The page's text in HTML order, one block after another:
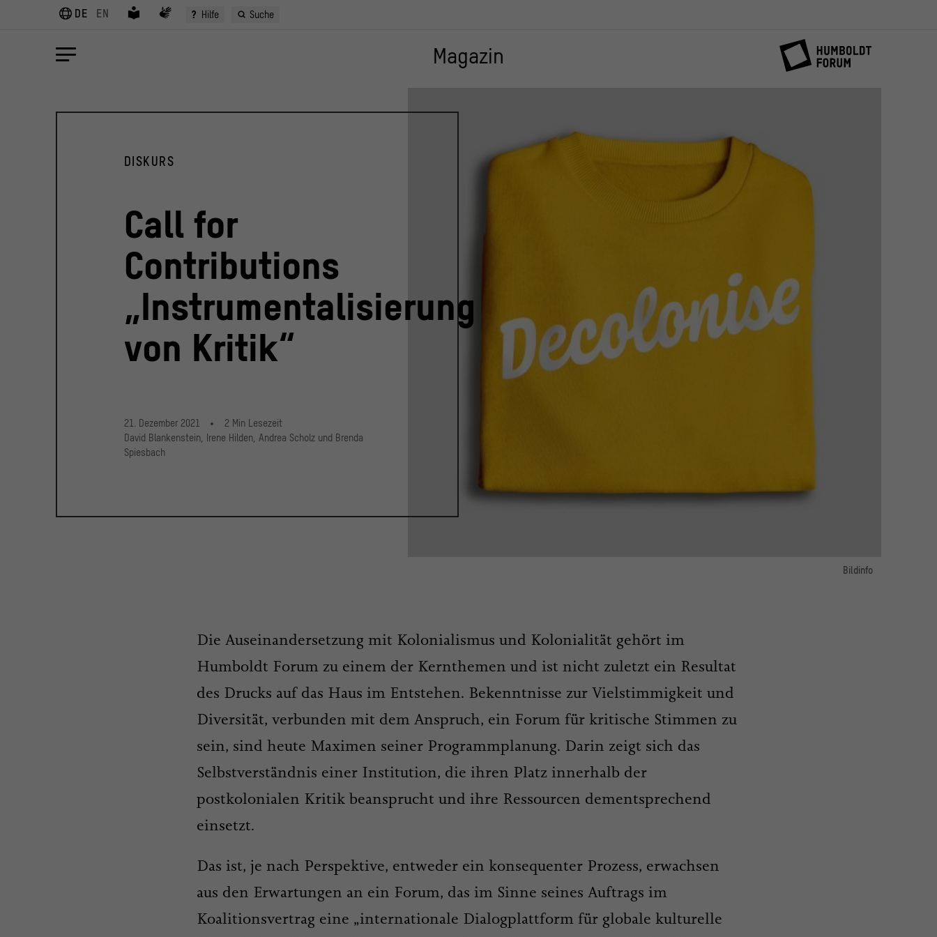
DE EN ? Hilfe Suche
Magazin
DISKURS
Call for
Contributions
„Instrumentalisierung
von Kritik“
21. Dezember 2021 2 Min Lesezeit
David Blankenstein, Irene Hilden, Andrea Scholz und Brenda
Spiesbach
Bildinfo
Die Auseinandersetzung mit Kolonialismus und Kolonialität gehört im
Humboldt Forum zu einem der Kernthemen und ist nicht zuletzt ein Resultat
des Drucks auf das Haus im Entstehen. Bekenntnisse zur Vielstimmigkeit und
Diversität, verbunden mit dem Anspruch, ein Forum für kritische Stimmen zu
sein, sind heute Maximen seiner Programmplanung. Darin zeigt sich das
Selbstverständnis einer Institution, die ihren Platz innerhalb der
postkolonialen Kritik beansprucht und ihre Ressourcen dementsprechend
einsetzt.
Das ist, je nach Perspektive, entweder ein konsequenter Prozess, erwachsen
aus den Erwartungen an ein Forum, das im Sinne seines Auftrags im
Koalitionsvertrag eine „internationale Dialogplattform für globale kulturelle